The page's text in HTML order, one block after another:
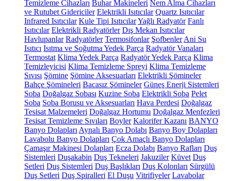
Temizleme Cihazları Buhar Makineleri Nem Alma Cihazları
ve Rutubet Gidericiler Elektrikli Isıtıcılar Quartz Isıtıcılar
Infrared Isıtıcılar Kule Tipi IsıtıcılarYağlı Radyatör Fanlı
Isıtıcılar Elektrikli Radyatörler Dış Mekan Isıtıcılar
Havlupanlar Radyatörler Termosifonlar Şofbenler Ani Su
Isıtıcı Isıtma ve Soğutma Yedek Parça Radyatör Vanaları
Termostat Klima Yedek Parça Radyatör Yedek Parça Klima
Temizleyicisi Klima Temizleme Spreyi Klima Temizleme
Sıvısı Şömine Şömine Aksesuarları Elektrikli Şömineler
Bahçe Şömineleri Bacasız Şömineler Güneş Enerji Sistemleri
Soba Doğalgaz Sobası Kuzine Soba Elektrikli Soba Pelet
Soba Soba Borusu ve Aksesuarları Hava Perdesi Doğalgaz
Tesisat Malzemeleri Doğalgaz Hortumu Doğalgaz Menfezleri
Tesisat Temizleme Sıvıları Boyler Kalorifer Kazanı BANYO
Banyo Dolapları Aynalı Banyo Dolabı Banyo Boy Dolapları
Lavabolu Banyo Dolapları Çok Amaçlı Banyo Dolapları
Çamaşır Makinesi Dolapları Ecza Dolabı Banyo Rafları Duş
Sistemleri Duşakabin Duş Tekneleri Jakuziler Küvet Duş
Setleri Duş Sistemleri Duş Başlıkları Duş Kolonları Sürgülü
Duş Setleri Duş Spiralleri El Duşu Vitrifiyeler Lavabolar